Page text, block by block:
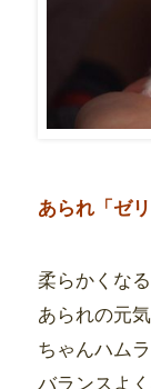
あられ「ゼ
柔らかくな
あられの元
ちゃんハム
バランスよ